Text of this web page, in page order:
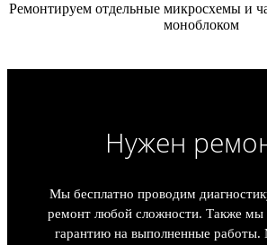
Ремонтируем отдельные микросхемы и
моноблоком
Нужен
Мы бесплатно проводим
ремонт любой сложности. Также мы
гарантию на выполненные